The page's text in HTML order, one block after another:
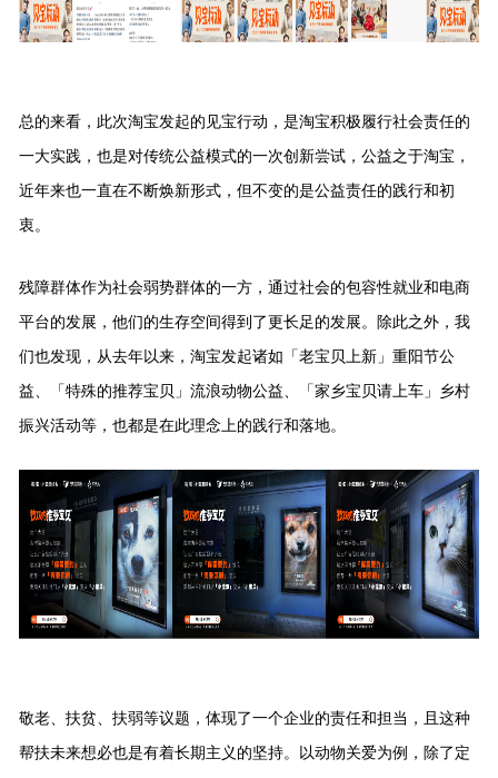
总的来看， 此次淘宝发起的 见宝行动，是淘宝积极履行社会责任的
一大实践，也是对传统公益模式的一次创新尝试，公益之于淘宝，
近年来也一直在不断焕新形式，但不变的是公益责任的践行和初
衷。
残障群体作为社会弱势群体的一方，通过社会的包容性就业和电商
平台的发展，他们的生存空间得到了更长足的发展。除此之外，我
们也发现，从去年以来，淘宝发起诸如「老宝贝上新」重阳节公
益、「特殊的推荐宝贝」流浪动物公益、「家乡宝贝请上车」乡村
振兴活动等，也都是在此理念上的践行和落地。
敬老、扶贫、扶弱等议题，体现了一个企业的责任和担当，且这种
帮扶未来想必也是有着长期主义的坚持。以动物关爱为例，除了定